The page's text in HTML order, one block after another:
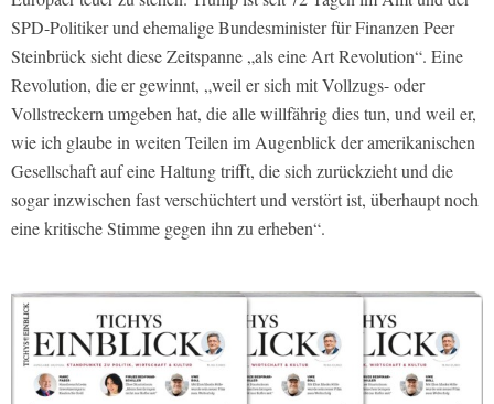
SPD-Politiker und ehemalige Bundesminister für Finanzen Peer
Steinbrück sieht diese Zeitspanne „als eine Art Revolution“. Eine
Revolution, die er gewinnt, „weil er sich mit Vollzugs- oder
Vollstreckern umgeben hat, die alle willfährig dies tun, und weil er,
wie ich glaube in weiten Teilen im Augenblick der amerikanischen
Gesellschaft auf eine Haltung trifft, die sich zurückzieht und die
sogar inzwischen fast verschüchtert und verstört ist, überhaupt noch
eine kritische Stimme gegen ihn zu erheben“.